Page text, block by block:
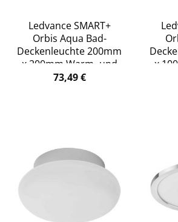
Ledvance SMART+
Orbis Aqua Bad-
Deckenleuchte 200mm
x 200mm Warm- und
Kaltweiß – weiß
73,49€
x